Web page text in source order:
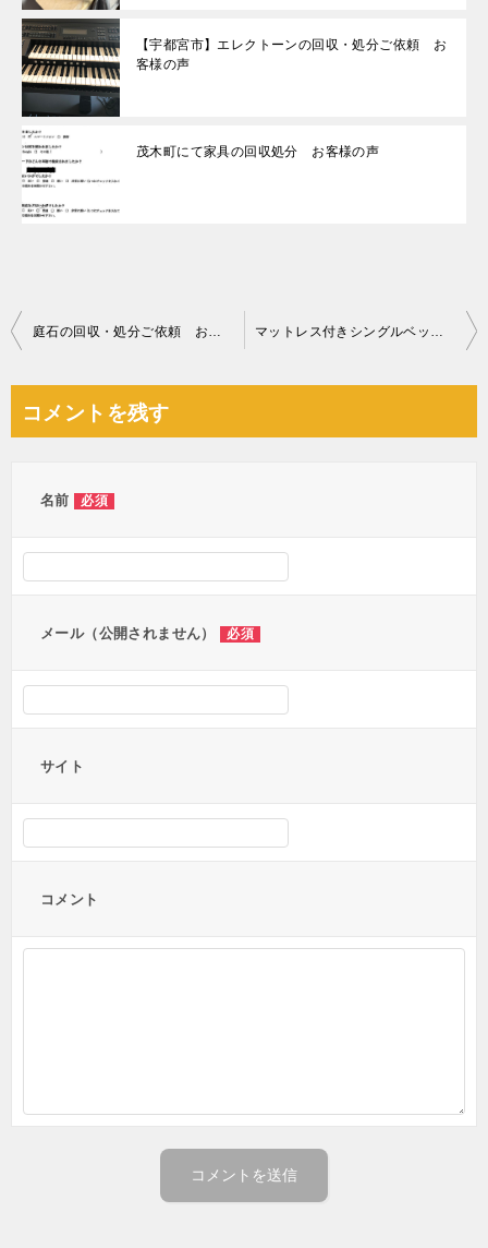
【宇都宮市】エレクトーンの回収・処分ご依頼 お
客様の声
茂木町にて家具の回収処分 お客様の声
投
ビ
庭石の回収・処分ご依頼 お客様の声 マットレス付きシングルベッドの回収・処分ご依頼 お客様の声
コメントを残す
名前 必須
メール（公開されません） 必須
サイト
コメント